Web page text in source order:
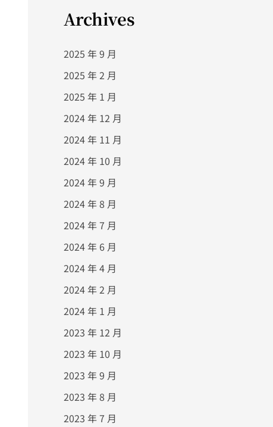
Archives
2025 年 9 月
2025 年 2 月
2025 年 1 月
2024 年 12 月
2024 年 11 月
2024 年 10 月
2024 年 9 月
2024 年 8 月
2024 年 7 月
2024 年 6 月
2024 年 4 月
2024 年 2 月
2024 年 1 月
2023 年 12 月
2023 年 10 月
2023 年 9 月
2023 年 8 月
2023 年 7 月